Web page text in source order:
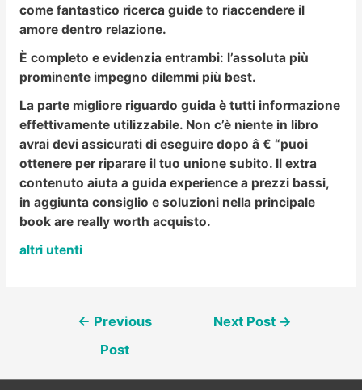
come fantastico ricerca guide to riaccendere il
amore dentro relazione.
È completo e evidenzia entrambi: l’assoluta più
prominente impegno dilemmi più best.
La parte migliore riguardo guida è tutti informazione
effettivamente utilizzabile. Non c’è niente in libro
avrai devi assicurati di eseguire dopo â € “puoi
ottenere per riparare il tuo unione subito. Il extra
contenuto aiuta a guida experience a prezzi bassi,
in aggiunta consiglio e soluzioni nella principale
book are really worth acquisto.
altri utenti
Post
navigation
← Previous
Post
Next Post →